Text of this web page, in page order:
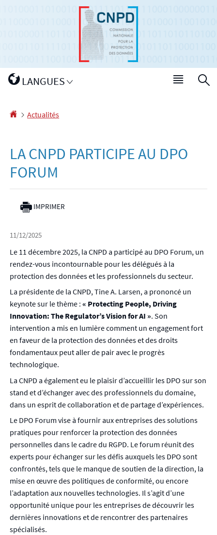
Changer
LANGUES
Menu
Accueil
Actualités
LA CNPD PARTICIPE AU DPO
FORUM
IMPRIMER
11/12/2025
Le 11 décembre 2025, la CNPD a participé au DPO Forum, un
rendez-vous incontournable pour les délégués à la
protection des données et les professionnels du secteur.
La présidente de la CNPD, Tine A. Larsen, a prononcé un
keynote sur le thème : « Protecting People, Driving
Innovation: The Regulator’s Vision for AI ». Son
intervention a mis en lumière comment un engagement fort
en faveur de la protection des données et des droits
fondamentaux peut aller de pair avec le progrès
technologique.
La CNPD a également eu le plaisir d’accueillir les DPO sur son
stand et d’échanger avec des professionnels du domaine,
dans un esprit de collaboration et de partage d’expériences.
Le DPO Forum vise à fournir aux entreprises des solutions
pratiques pour renforcer la protection des données
personnelles dans le cadre du RGPD. Le forum réunit des
experts pour échanger sur les défis auxquels les DPO sont
confrontés, tels que le manque de soutien de la direction, la
mise en œuvre des politiques de conformité, ou encore
l’adaptation aux nouvelles technologies. Il s’agit d’une
opportunité unique pour les entreprises de découvrir les
dernières innovations et de rencontrer des partenaires
spécialisés.